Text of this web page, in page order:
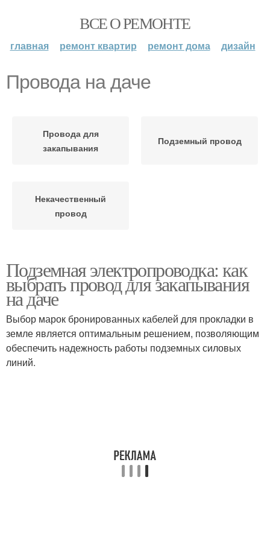
ВСЕ О РЕМОНТЕ
главная ремонт квартир ремонт дома дизайн
Провода на даче
Провода для
закапывания
Подземный провод
Некачественный
провод
Подземная электропроводка: как
выбрать провод для закапывания
на даче
Выбор марок бронированных кабелей для прокладки в
земле является оптимальным решением, позволяющим
обеспечить надежность работы подземных силовых
линий.